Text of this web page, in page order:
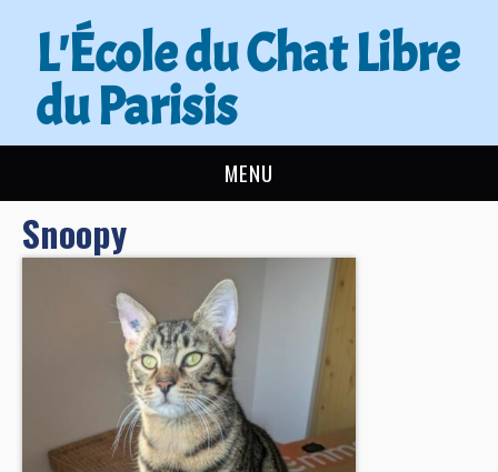
L'École du Chat Libre
du Parisis
MENU
L’ÉCOLE DU CHAT
CONTACT
Snoopy